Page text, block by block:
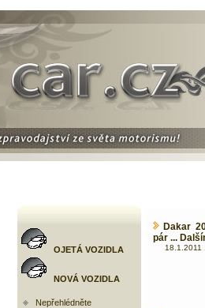
OJETÁ VOZIDLA
NOVÁ VOZIDLA
Nepřehlédněte
Dakar
pár ...
18.1.2011